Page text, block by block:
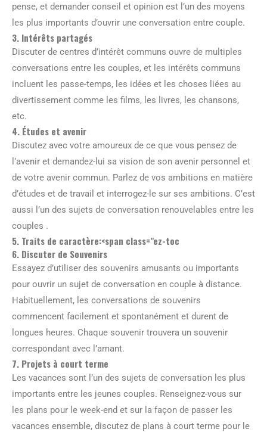
pense, et demander conseil et opinion est l’un des moyens
les plus importants d’ouvrir une conversation entre couple.
3. Intérêts partagés
Discuter de centres d’intérêt communs ouvre de multiples
conversations entre les couples, et les intérêts communs
incluent les passe-temps, les idées et les choses liées au
divertissement comme les films, les livres, les chansons,
etc.
4. Études et avenir
Discutez avec votre amoureux de ce que vous pensez de
l’avenir et demandez-lui sa vision de son avenir personnel et
de votre avenir commun. Parlez de vos ambitions en matière
d’études et de travail et interrogez-le sur ses ambitions. C’est
aussi l’un des sujets de conversation renouvelables entre les
couples .
5. Traits de caractère:<span class="ez-toc
6. Discuter de Souvenirs
Essayez d’utiliser des souvenirs amusants ou importants
pour ouvrir un sujet de conversation en couple à distance.
Habituellement, les conversations de souvenirs
commencent facilement et spontanément et durent de
longues heures. Chaque souvenir trouvera un souvenir
correspondant avec l’amant.
7. Projets à court terme
Les vacances sont l’un des sujets de conversation les plus
importants entre les jeunes couples. Renseignez-vous sur
les plans pour le week-end et sur la façon de passer les
vacances ensemble, discutez de plans à court terme pour le